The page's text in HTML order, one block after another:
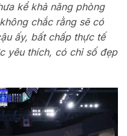
kể khả năng phòng
chắc rằng sẽ có
ấy, bất chấp thực tế
yêu thích, có chỉ số đẹp